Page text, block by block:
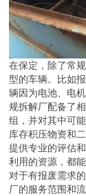
在保定，除了常
型的车辆。比如
辆因为电池、电
规拆解厂配备了
组，并对其中可
库存积压物资和
提供专业的评估
利用的资源，都
对于有报废需求
厂的服务范围和